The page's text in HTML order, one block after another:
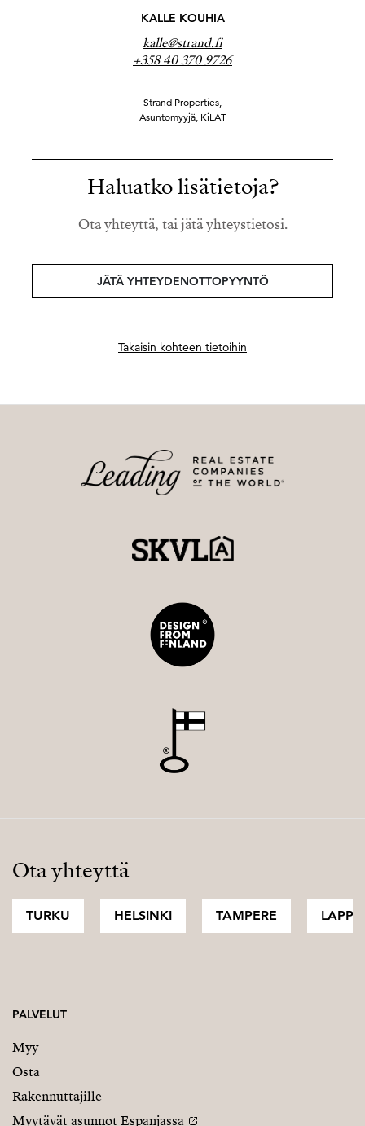
KALLE KOUHIA
kalle@strand.fi
+358 40 370 9726
Strand Properties,
Asuntomyyjä, KiLAT
Haluatko lisätietoja?
Ota yhteyttä, tai jätä yhteystietosi.
JÄTÄ YHTEYDENOTTOPYYNTÖ
Takaisin kohteen tietoihin
Ota yhteyttä
TURKU HELSINKI TAMPERE LAPPI
PALVELUT
Myy
Osta
Rakennuttajille
Myytävät asunnot Espanjassa